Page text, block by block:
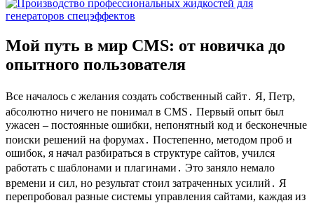
Мой путь в мир CMS: от новичка до
опытного пользователя
Все началось с желания создать собственный сайт․ Я, Петр,
абсолютно ничего не понимал в CMS․ Первый опыт был
ужасен – постоянные ошибки, непонятный код и бесконечные
поиски решений на форумах․ Постепенно, методом проб и
ошибок, я начал разбираться в структуре сайтов, учился
работать с шаблонами и плагинами․ Это заняло немало
времени и сил, но результат стоил затраченных усилий․ Я
перепробовал разные системы управления сайтами, каждая из